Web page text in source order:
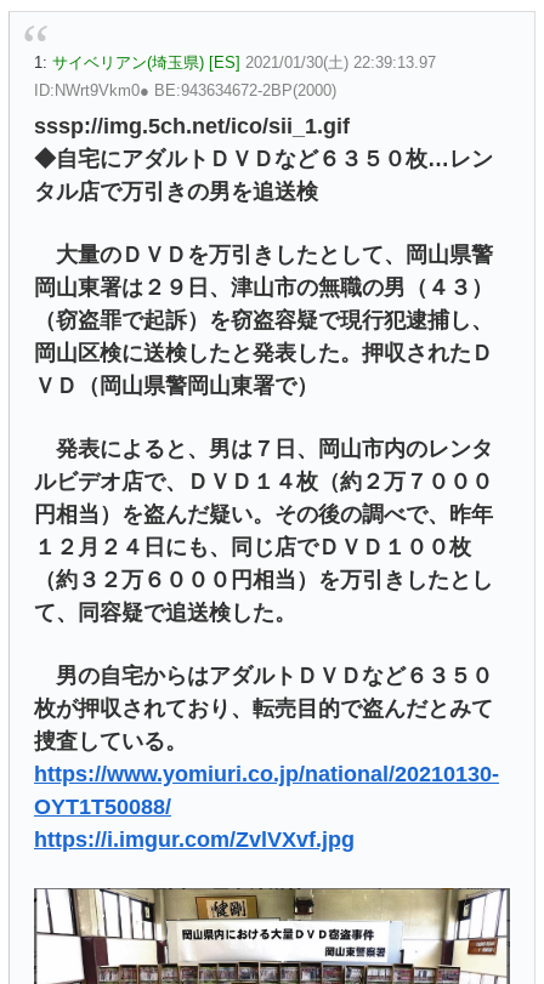
1: サイベリアン(埼玉県) [ES] 2021/01/30(土) 22:39:13.97
ID:NWrt9Vkm0● BE:943634672-2BP(2000)
sssp://img.5ch.net/ico/sii_1.gif
◆自宅にアダルトＤＶＤなど６３５０枚…レン
タル店で万引きの男を追送検
大量のＤＶＤを万引きしたとして、岡山県警
岡山東署は２９日、津山市の無職の男（４３）
（窃盗罪で起訴）を窃盗容疑で現行犯逮捕し、
岡山区検に送検したと発表した。押収されたＤ
ＶＤ（岡山県警岡山東署で）
発表によると、男は７日、岡山市内のレンタ
ルビデオ店で、ＤＶＤ１４枚（約２万７０００
円相当）を盗んだ疑い。その後の調べで、昨年
１２月２４日にも、同じ店でＤＶＤ１００枚
（約３２万６０００円相当）を万引きしたとし
て、同容疑で追送検した。
男の自宅からはアダルトＤＶＤなど６３５０
枚が押収されており、転売目的で盗んだとみて
捜査している。
https://www.yomiuri.co.jp/national/20210130-
OYT1T50088/
https://i.imgur.com/ZvlVXvf.jpg